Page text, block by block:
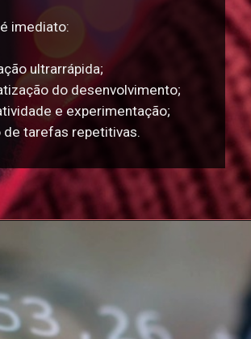
imediato:
ultrarrápida;
do desenvolvimento;
e experimentação;
de tarefas repetitivas.